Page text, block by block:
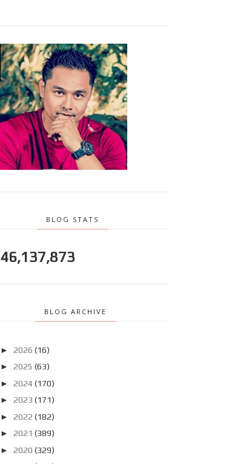
BLOG STATS
46,137,873
BLOG ARCHIVE
► 2026 (16)
► 2025 (63)
► 2024 (170)
► 2023 (171)
► 2022 (182)
► 2021 (389)
► 2020 (329)